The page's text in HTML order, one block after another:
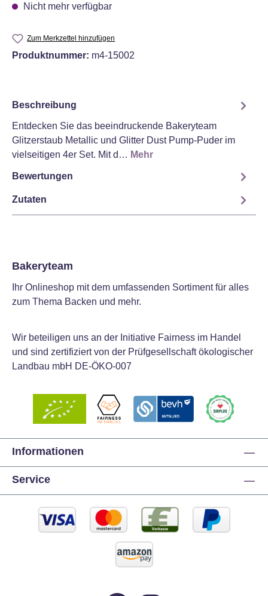
Nicht mehr verfügbar
Zum Merkzettel hinzufügen
Produktnummer: m4-15002
Beschreibung
Entdecken Sie das beeindruckende Bakeryteam
Glitzerstaub Metallic und Glitter Dust Pump-Puder im
vielseitigen 4er Set. Mit d… Mehr
Bewertungen
Zutaten
Bakeryteam
Ihr Onlineshop mit dem umfassenden Sortiment für alles
zum Thema Backen und mehr.
Wir beteiligen uns an der Initiative Fairness im Handel
und sind zertifiziert von der Prüfgesellschaft ökologischer
Landbau mbH DE-ÖKO-007
Informationen
Service